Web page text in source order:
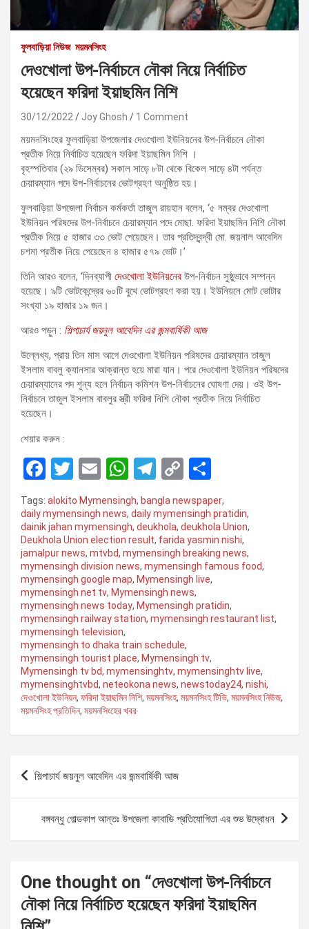
ফুলবাড়িয়া নিউজ ময়মনসিংহ
দেওখোলা উপ-নির্বাচনে নৌকা নিয়ে নির্বাচিত
হয়েছেন ফরিদা ইয়াছমিন নিশি
30/12/2022 Joy Ghosh 1 Comment
ময়মনসিংহের ফুলবাড়িয়া উপজেলার দেওখোলা ইউনিয়নের উপ-নির্বাচনে নৌকা
প্রতীক নিয়ে নির্বাচিত হয়েছেন ফরিদা ইয়াছমিন নিশি ।
বৃহস্পতিবার (২৯ ডিসেম্বর) সকাল সাড়ে ৮টা থেকে বিকেল সাড়ে ৪টা পর্যন্ত
চেয়ারম্যান পদে উপ-নির্বাচনের ভোটগ্রহণ অনুষ্ঠিত হয়।
ফুলবাড়িয়া উপজেলা নির্বাচন কর্মকর্তা তাজুল রায়হান বলেন, ‘৫ নম্বর দেওখোলা
ইউনিয়ন পরিষদের উপ-নির্বাচনে চেয়ারম্যান পদে মোছা. ফরিদা ইয়াছমিন নিশি নৌকা
প্রতীক নিয়ে ৫ হাজার ৩৩ ভোট পেয়েছেন। তার প্রতিদ্বন্দ্বী মো. জয়নাল আবেদিন
চশমা প্রতীক নিয়ে পেয়েছেন ৪ হাজার ৫৭৯ ভোট।’
তিনি আরও বলেন, ‘দিনব্যাপী দেওখোলা ইউনিয়নের উপ-নির্বাচন সুষ্ঠুভাবে সম্পন্ন
হয়েছে। ৯টি ভোটকেন্দ্রের ৬০টি বুথে ভোটগ্রহণ করা হয়। ইউনিয়নে মোট ভোটার
সংখ্যা ১৯ হাজার ১৯ জন।
আরও পড়ুন : শিল্পাচার্য জয়নুল আবেদিন এর জন্মবার্ষিকী আজ
উল্লেখ্য, প্রায় তিন মাস আগে দেওখোলা ইউনিয়ন পরিষদের চেয়ারম্যান তাজুল
ইসলাম বাবলু ক্যানসার আক্রান্ত হয়ে মারা যান। পরে দেওখোলা ইউনিয়ন পরিষদের
চেয়ারম্যানের পদ শূন্য হলে নির্বাচন কমিশন উপ-নির্বাচনের ঘোষণা দেয়। ওই উপ-
নির্বাচনে তাজুল ইসলাম বাবলুর স্ত্রী ফরিদা নিশি নৌকা প্রতীক নিয়ে নির্বাচিত
হয়েছেন।
শেয়ার করুন :
F
a
ce
b
o
o
k
T
wi
tt
er
E
m
ail
W
h
at
s
A
p
p
T
el
e
gr
a
m
C
py
Li
n
k
ar
e
Tags: alokito Mymensingh, bangla newspaper,
daily mymensingh news, daily mymensingh pratidin,
dainik jahan mymensingh, deukhola, deukhola Union,
Deukhola Union election result, farida yasmin nishi,
jamalpur news, mtvbd, mymensingh breaking news,
mymensingh division news, mymensingh famous food,
mymensingh google map, Mymensingh live,
mymensingh net tv, Mymensingh news,
mymensingh news today, Mymensingh pratidin,
mymensingh railway station, mymensingh restaurant list,
mymensingh television,
mymensingh to dhaka train schedule,
mymensingh tourist place, Mymensingh tv,
Mymensingh tv bd, mymensinghtv, mymensinghtv live,
mymensinghtvbd, neteokona news, newstoday24, nishi,
দেওখোলা ইউনিয়ন, ফরিদা ইয়াছমিন নিশি, ময়মনসিংহ, ময়মনসিংহ টিভি, ময়মনসিংহ নিউজ,
ময়মনসিংহ প্রতিদিন, ময়মনসিংহের খবর
শিল্পাচার্য জয়নুল আবেদিন এর জন্মবার্ষিকী আজ
বঙ্গবন্ধু গোল্ডকাপ আন্তঃ উপজেলা কাবাডি প্রতিযোগিতা এর শুভ উদ্বোধন
One thought on “দেওখোলা উপ-নির্বাচনে
নৌকা নিয়ে নির্বাচিত হয়েছেন ফরিদা ইয়াছমিন